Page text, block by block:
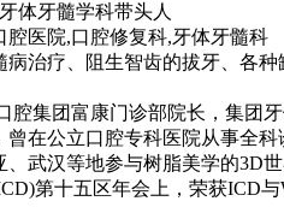
体牙髓学科带头人
腔医院,口腔修复科,牙体牙髓科
病治疗、阻生智齿的拔牙、各
腔集团富康门诊部院长，集团
曾在公立口腔专科医院从事全
、武汉等地参与树脂美学的3D
第十五区年会上，荣获ICD